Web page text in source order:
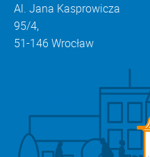
Al. Jana Kasprowicza
95/4,
51-146 Wrocław